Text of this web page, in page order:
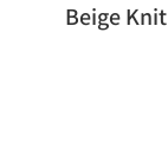
Beige Knit